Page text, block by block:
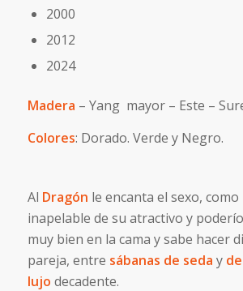
2000
2012
2024
Madera – Yang mayor – Este –
Colores: Dorado. Verde y Negro.
Al Dragón le encanta el sexo,
inapelable de su atractivo y
muy bien en la cama y sabe hacer
pareja, entre sábanas de seda y
lujo decadente.